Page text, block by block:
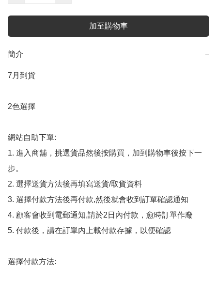
加至購物車
簡介 −
7月到貨
2色選擇
網站自助下單:
1. 進入商舖，挑選貨品然後按購買，加到購物車後按下一
步。
2. 選擇送貨方法後再填寫送貨/取貨資料
3. 選擇付款方法後再付款,然後就會收到訂單確認通知
4. 顧客會收到電郵通知,請於2日內付款，愈時訂單作廢
5. 付款後，請在訂單內上載付款存據，以便確認
選擇付款方法: